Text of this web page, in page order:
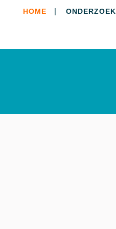
HOME ONDERZOEK